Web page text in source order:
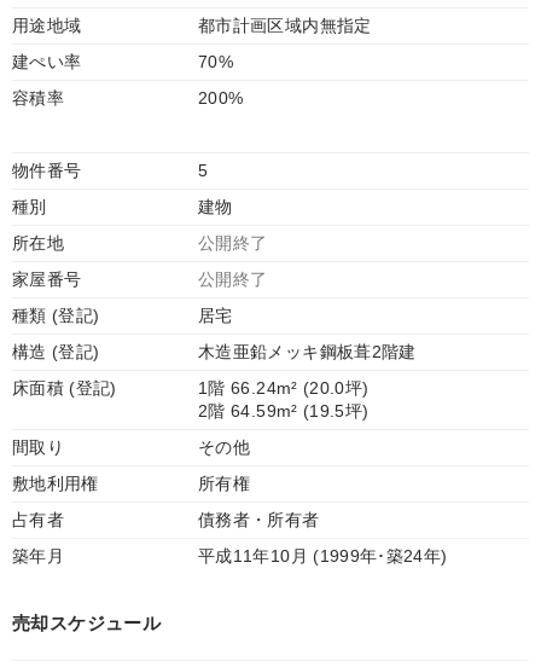
用途地域
都市計画区域内無指定
建ぺい率
70%
容積率
200%
物件番号
5
種別
建物
所在地
公開終了
家屋番号
公開終了
種類 (登記)
居宅
構造 (登記)
木造亜鉛メッキ鋼板葺2階建
床面積 (登記)
1階 66.24m² (20.0坪)
2階 64.59m² (19.5坪)
間取り
その他
敷地利用権
所有権
占有者
債務者・所有者
築年月
平成11年10月 (1999年･築24年)
売却スケジュール